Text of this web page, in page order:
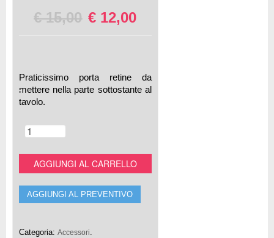
€15,00 € 12,00
Praticissimo porta retine da
mettere nella parte sottostante al
tavolo.
AGGIUNGI AL CARRELLO
AGGIUNGI AL PREVENTIVO
Categoria: Accessori.